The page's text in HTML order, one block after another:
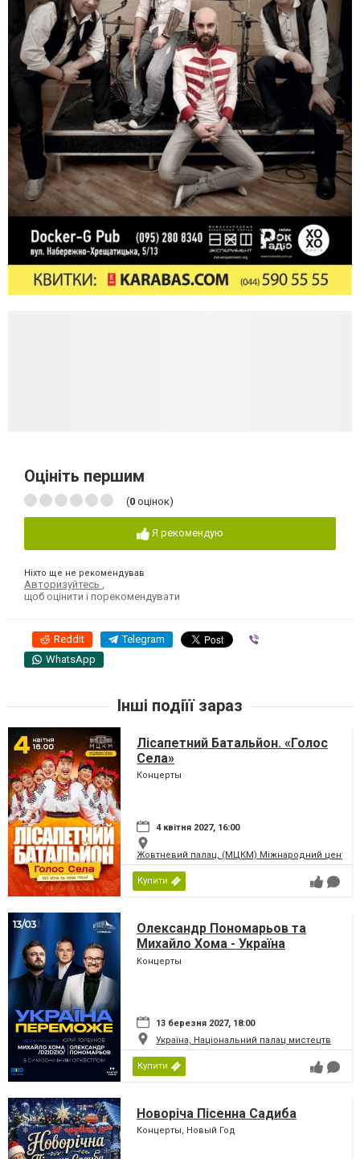
Оцініть першим
(0 оцінок)
Я рекомендую
Ніхто ще не рекомендував
Авторизуйтесь
щоб оцінити і порекомендувати
Reddit Telegram
WhatsApp
Інші подіїї зараз
Лісапетний Батальйон. «Голос
Села»
Концерты
4 квітня 2027, 16:00
Жовтневий палац, (МЦКМ) Міжнародний центр
Купити
Олександр Пономарьов та
Михайло Хома - Україна
Переможе!
Концерты
13 березня 2027, 18:00
Україна, Національний палац мистецтв
Купити
Новоріча Пісенна Садиба
Концерты, Новый Год